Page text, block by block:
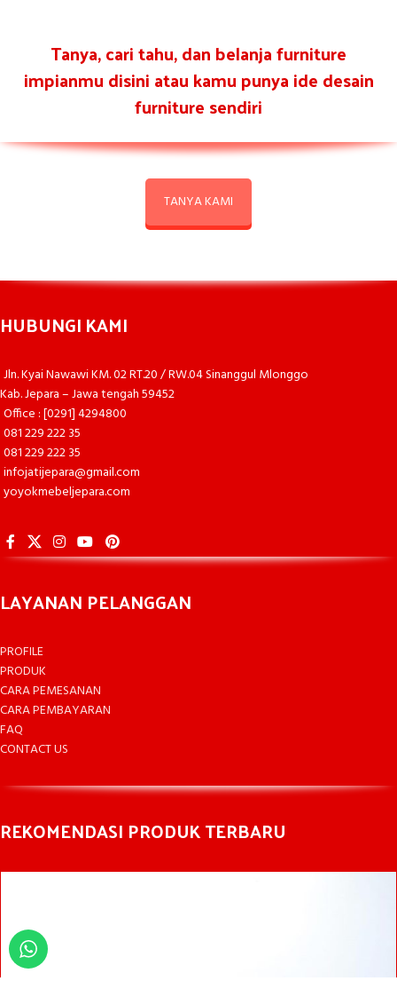
Tanya, cari tahu, dan belanja furniture
impianmu disini atau kamu punya ide desain
furniture sendiri
TANYA KAMI
HUBUNGI KAMI
Jln. Kyai Nawawi KM. 02 RT.20 / RW.04 Sinanggul Mlonggo
Kab. Jepara – Jawa tengah 59452
Office : [0291] 4294800
081 229 222 35
081 229 222 35
infojatijepara@gmail.com
yoyokmebeljepara.com
LAYANAN PELANGGAN
PROFILE
PRODUK
CARA PEMESANAN
CARA PEMBAYARAN
FAQ
CONTACT US
REKOMENDASI PRODUK TERBARU